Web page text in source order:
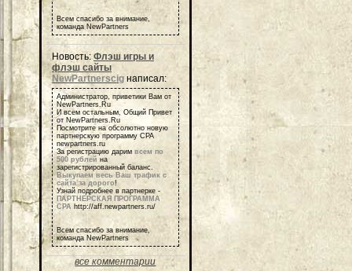
Всем спасибо за внимание,
команда NewPartners
Новость: Флэш игры и
флэш сайты
NewPartnerscig написал:
Администратор, приветики Вам от
NewPartners.Ru
И всем остальным, Общий Привет
от NewPartners.Ru
Посмотрите на обсолютно новую
партнерскую программу СРА
newpartners.ru
За регистрацию дарим всем по
500 рублей на
зарегистрированный баланс.
Выкупаем весь Ваш трафик с
сайта за дорого!
Узнай подробнее в партнерке -
ПАРТНЕРСКАЯ ПРОГРАММА
СРА http://aff.newpartners.ru/
Всем спасибо за внимание,
команда NewPartners
все комментарии